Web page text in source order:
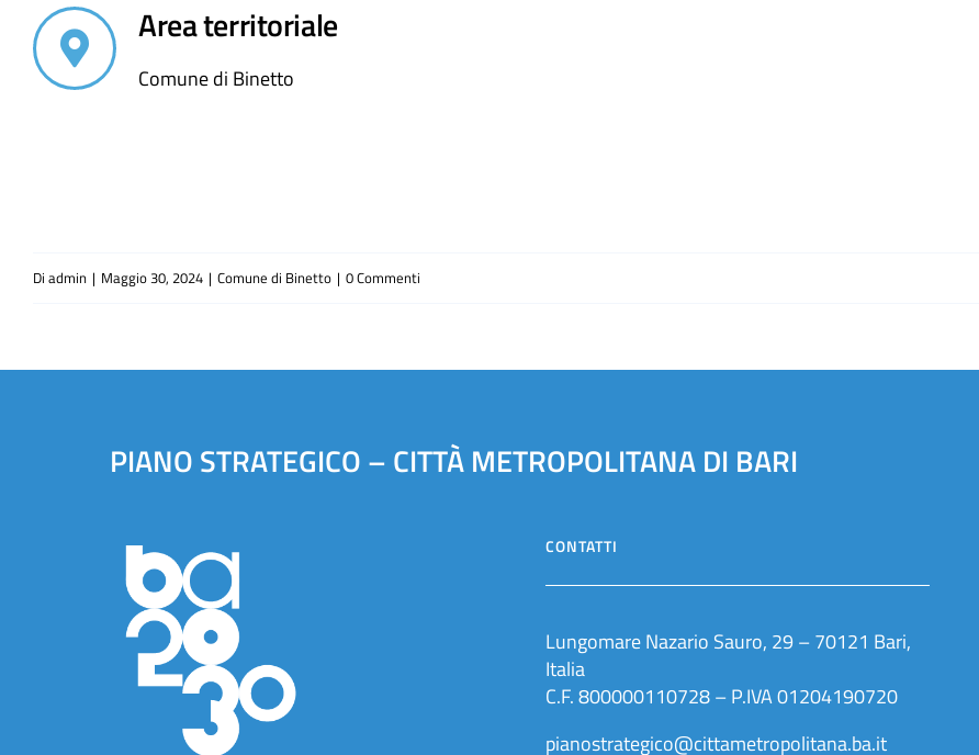
Area territoriale
Comune di Binetto
Di admin | Maggio 30, 2024 | Comune di Binetto | 0 Commenti
PIANO STRATEGICO – CITTÀ METROPOLITANA DI BARI
CONTATTI
Lungomare Nazario Sauro, 29 – 70121 Bari,
Italia
C.F. 800000110728 – P.IVA 01204190720
pianostrategico@cittametropolitana.ba.it